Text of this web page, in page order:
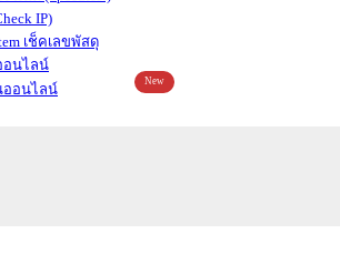
IP)
เช็คเลขพัสดุ
อนไลน์
ออนไลน์
New